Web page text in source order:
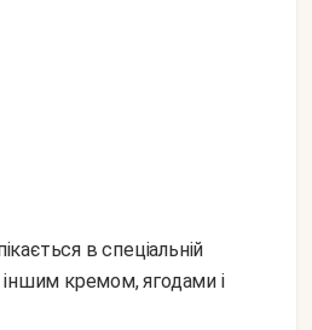
в спеціальній
кремом, ягодами і